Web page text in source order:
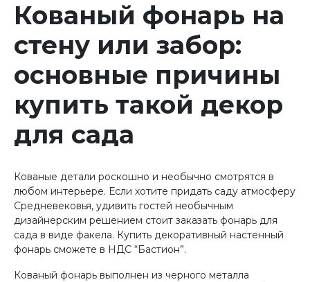
Кованый фонарь на
стену или забор:
основные причины
купить такой декор
для сада
Кованые детали роскошно и необычно смотрятся в
любом интерьере. Если хотите придать саду атмосферу
Средневековья, удивить гостей необычным
дизайнерским решением стоит заказать фонарь для
сада в виде факела. Купить декоративный настенный
фонарь сможете в НДС “Бастион”.
Кованый фонарь выполнен из черного металла